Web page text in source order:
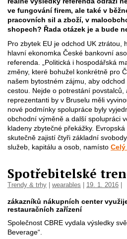
ve fungování firem, ale také v
pracovních sil a zboží, v
shopech? Řada otázek je a bude
Pro zbytek EU je odchod UK ztrátou,
hlavní ekonomka České bankovní
referenda. „Politická i hospodářská
změny, které bohužel konkrétně pro
našem bytostném zájmu, aby
cestou. Nejde o potrestání
reprezentanti by v Bruselu měli
nové podmínky spolupráce byly
obchodní výměně a další spolupráci
kladeny zbytečné překážky.
skutečně zajistí čtyři základní
služeb, kapitálu a osob, namísto
Spotřebitelské
Trendy & trhy wearables 19. 1. 2016
zákazníků nákupních center
restauračních zařízení
Společnost CBRE vydala výsledky
Beverage“.